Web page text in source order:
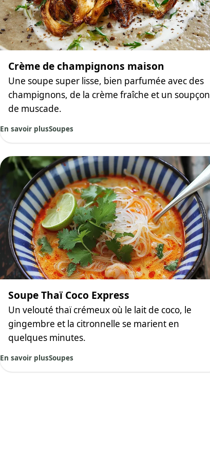
Crème de champignons maison
Une soupe super lisse, bien parfumée avec des
champignons, de la crème fraîche et un soupçon
de muscade.
En savoir plusSoupes
Soupe Thaï Coco Express
Un velouté thaï crémeux où le lait de coco, le
gingembre et la citronnelle se marient en
quelques minutes.
En savoir plusSoupes